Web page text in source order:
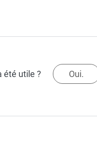
été utile ? Oui.